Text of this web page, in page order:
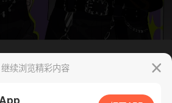
继续浏览精彩内容